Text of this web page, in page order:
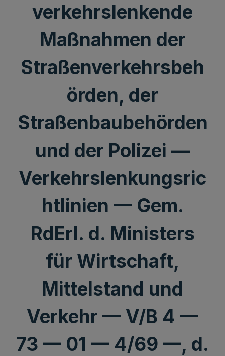
verkehrslenkende
Maßnahmen der
Straßenverkehrsbeh
örden, der
Straßenbaubehörden
und der Polizei —
Verkehrslenkungsric
htlinien — Gem.
RdErl. d. Ministers
für Wirtschaft,
Mittelstand und
Verkehr — V/B 4 —
73 — 01 — 4/69 —, d.